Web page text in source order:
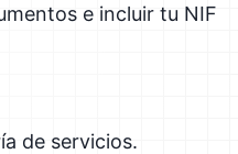
e incluir tu NIF
de servicios.